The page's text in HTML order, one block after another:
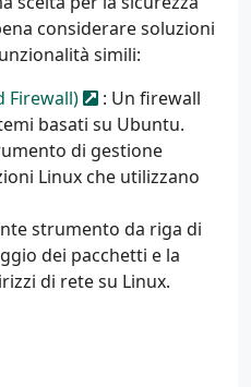
considerare soluzioni
simili:
Firewall)
: Un firewall
basati su Ubuntu.
di gestione
Linux che utilizzano
strumento da riga di
dei pacchetti e la
di rete su Linux.